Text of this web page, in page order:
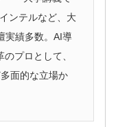
ンテルなど、大
実績多数。AI導
プロとして、
面的な立場か